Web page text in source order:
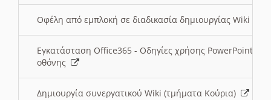
Οφέλη από εμπλοκή σε διαδικασία δημιουργίας Wiki
Εγκατάσταση Office365 - Οδηγίες χρήσης PowerPoint
οθόνης
Δημιουργία συνεργατικού Wiki (τμήματα Κούρια)